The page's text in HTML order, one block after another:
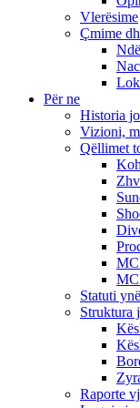
Vlerësime
Çmime
Për ne
Historia
Vizioni,
Qëllimet
Statuti ynë
Struktura
Raporte